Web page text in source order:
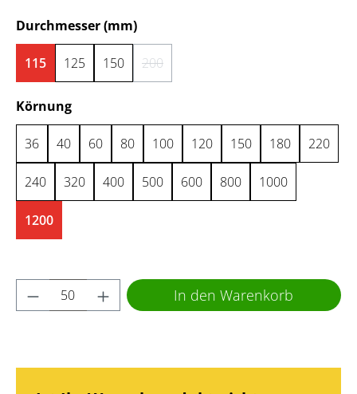
Durchmesser (mm)auswählen
115 125 150 200(Diese Option ist zurzeit nicht verfügbar.)
Körnungauswählen
36 40 60 80 100 120 150 180 220
240 320 400 500 600 800 1000
1200
Produkt Anzahl: Gib den gewünschten
In den Warenkorb